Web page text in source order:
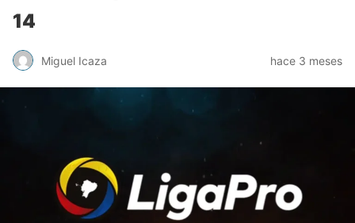
14
Miguel Icaza hace 3 meses